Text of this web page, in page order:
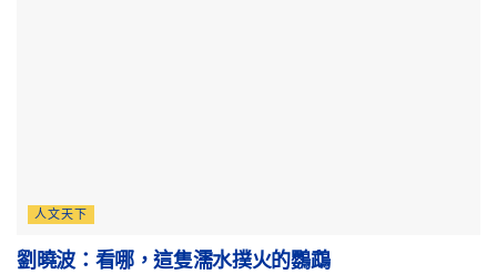
人文天下
劉曉波：看哪，這隻濡水撲火的鸚鵡